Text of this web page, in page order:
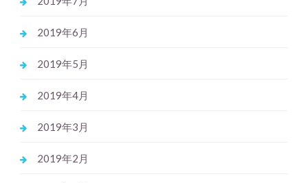
2019年6月
2019年5月
2019年4月
2019年3月
2019年2月